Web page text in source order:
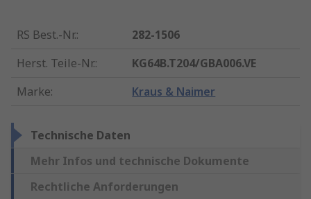
RS Best.-Nr.:
282-1506
Herst. Teile-Nr.:
KG64B.T204/GBA006.VE
Marke: Kraus & Naimer
Technische Daten
Mehr Infos und technische Dokumente
Rechtliche Anforderungen